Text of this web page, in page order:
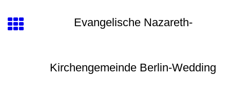
Evangelische Nazareth-
Kirchengemeinde Berlin-Wedding